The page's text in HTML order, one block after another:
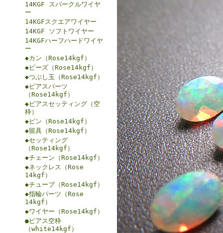
14KGF スパークルワイヤ
ー
14KGFスクエアワイヤー
14KGF ソフトワイヤー
14KGFハーフハードワイヤ
ー
◆カン（Rose14kgf）
◆ビーズ（Rose14kgf）
◆つぶし玉（Rose14kgf）
◆ピアスパーツ
（Rose14kgf）
◆ピアスセッティング（空
枠）
◆ピン（Rose14kgf）
◆留具（Rose14kgf）
◆セッティング
（Rose14kgf）
◆チェーン（Rose14kgf）
◆ネックレス（Rose
14kgf）
◆チューブ（Rose14kgf）
◆指輪パーツ（Rose
14kgf）
◆ワイヤー（Rose14kgf）
●ピアス空枠
（white14kgf）